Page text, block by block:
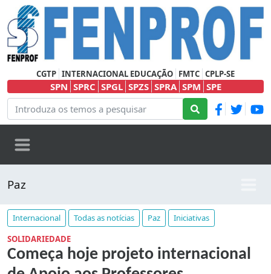
CGTP INTERNACIONAL EDUCAÇÃO FMTC CPLP-SE
SPN SPRC SPGL SPZS SPRA SPM SPE
Paz
Internacional Todas as notícias Paz
Iniciativas
SOLIDARIEDADE
Começa hoje projeto internacional